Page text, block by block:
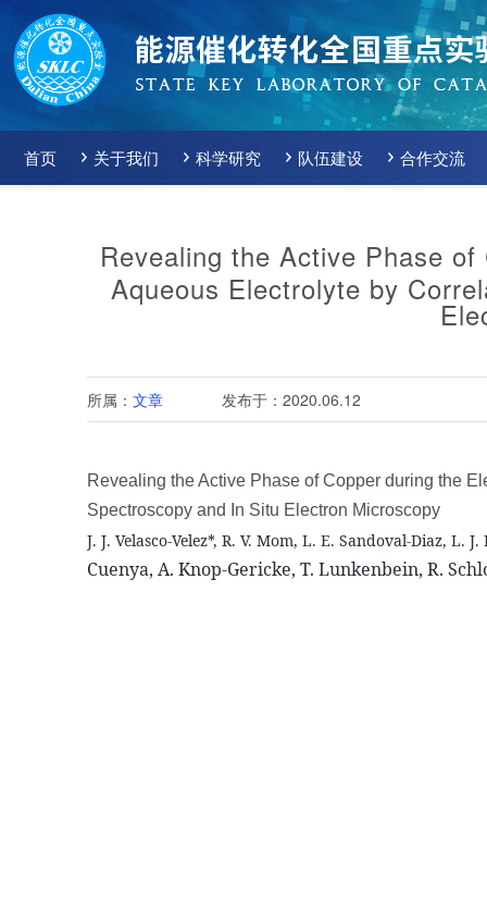
首页 关于我们 科学研究 队伍建设 合作交流
Revealing the Active Phase of
Aqueous Electrolyte by
所属： 文章 发布于：2020.06.12
Revealing theActive Phase of Copper during the
Spectroscopy and In Situ Electron Microscopy
J. J. Velasco-Velez*, R. V. Mom, L. E. Sandoval-Diaz, L. J.
Cuenya, A. Knop-Gericke, T. Lunkenbein, R.